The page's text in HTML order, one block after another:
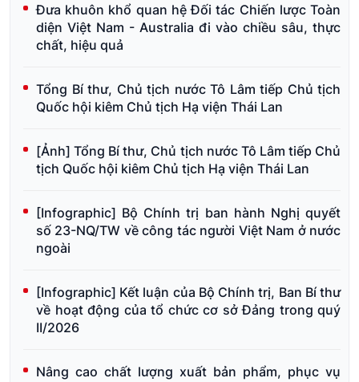
Đưa khuôn khổ quan hệ Đối tác Chiến lược Toàn
diện Việt Nam - Australia đi vào chiều sâu, thực
chất, hiệu quả
Tổng Bí thư, Chủ tịch nước Tô Lâm tiếp Chủ tịch
Quốc hội kiêm Chủ tịch Hạ viện Thái Lan
[Ảnh] Tổng Bí thư, Chủ tịch nước Tô Lâm tiếp Chủ
tịch Quốc hội kiêm Chủ tịch Hạ viện Thái Lan
[Infographic] Bộ Chính trị ban hành Nghị quyết
số 23-NQ/TW về công tác người Việt Nam ở nước
ngoài
[Infographic] Kết luận của Bộ Chính trị, Ban Bí thư
về hoạt động của tổ chức cơ sở Đảng trong quý
II/2026
Nâng cao chất lượng xuất bản phẩm, phục vụ